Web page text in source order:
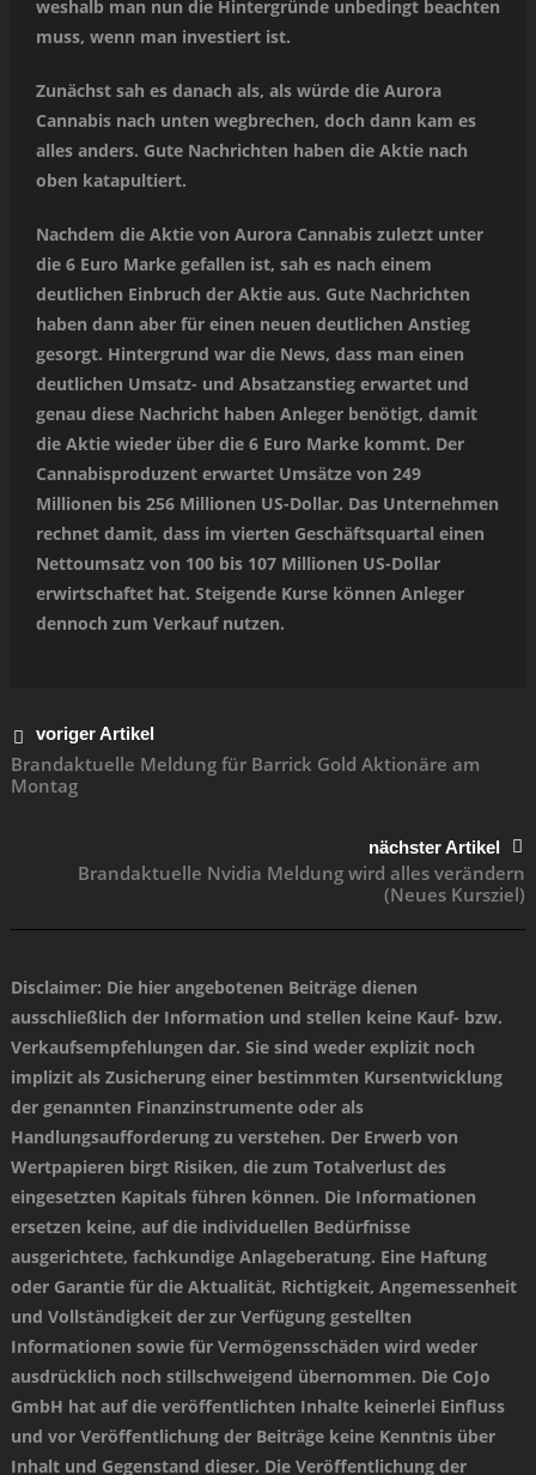
weshalb man nun die Hintergründe unbedingt beachten
muss, wenn man investiert ist.
Zunächst sah es danach als, als würde die Aurora
Cannabis nach unten wegbrechen, doch dann kam es
alles anders. Gute Nachrichten haben die Aktie nach
oben katapultiert.
Nachdem die Aktie von Aurora Cannabis zuletzt unter
die 6 Euro Marke gefallen ist, sah es nach einem
deutlichen Einbruch der Aktie aus. Gute Nachrichten
haben dann aber für einen neuen deutlichen Anstieg
gesorgt. Hintergrund war die News, dass man einen
deutlichen Umsatz- und Absatzanstieg erwartet und
genau diese Nachricht haben Anleger benötigt, damit
die Aktie wieder über die 6 Euro Marke kommt. Der
Cannabisproduzent erwartet Umsätze von 249
Millionen bis 256 Millionen US-Dollar. Das Unternehmen
rechnet damit, dass im vierten Geschäftsquartal einen
Nettoumsatz von 100 bis 107 Millionen US-Dollar
erwirtschaftet hat. Steigende Kurse können Anleger
dennoch zum Verkauf nutzen.
voriger Artikel
Brandaktuelle Meldung für Barrick Gold Aktionäre am
Montag
nächster Artikel
Brandaktuelle Nvidia Meldung wird alles verändern
(Neues Kursziel)
Disclaimer: Die hier angebotenen Beiträge dienen
ausschließlich der Information und stellen keine Kauf- bzw.
Verkaufsempfehlungen dar. Sie sind weder explizit noch
implizit als Zusicherung einer bestimmten Kursentwicklung
der genannten Finanzinstrumente oder als
Handlungsaufforderung zu verstehen. Der Erwerb von
Wertpapieren birgt Risiken, die zum Totalverlust des
eingesetzten Kapitals führen können. Die Informationen
ersetzen keine, auf die individuellen Bedürfnisse
ausgerichtete, fachkundige Anlageberatung. Eine Haftung
oder Garantie für die Aktualität, Richtigkeit, Angemessenheit
und Vollständigkeit der zur Verfügung gestellten
Informationen sowie für Vermögensschäden wird weder
ausdrücklich noch stillschweigend übernommen. Die CoJo
GmbH hat auf die veröffentlichten Inhalte keinerlei Einfluss
und vor Veröffentlichung der Beiträge keine Kenntnis über
Inhalt und Gegenstand dieser. Die Veröffentlichung der